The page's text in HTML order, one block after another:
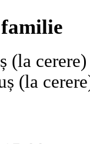
(la cerere)
(la